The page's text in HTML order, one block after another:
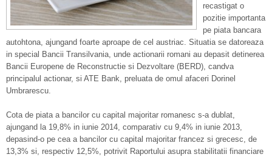
recastigat o
pozitie importanta
pe piata bancara
autohtona, ajungand foarte aproape de cel austriac. Situatia se datoreaza
in special Bancii Transilvania, unde actionarii romani au depasit detinerea
Bancii Europene de Reconstructie si Dezvoltare (BERD), candva
principalul actionar, si ATE Bank, preluata de omul afaceri Dorinel
Umbrarescu.
Cota de piata a bancilor cu capital majoritar romanesc s-a dublat,
ajungand la 19,8% in iunie 2014, comparativ cu 9,4% in iunie 2013,
depasind-o pe cea a bancilor cu capital majoritar francez si grecesc, de
13,3% si, respectiv 12,5%, potrivit Raportului asupra stabilitatii financiare